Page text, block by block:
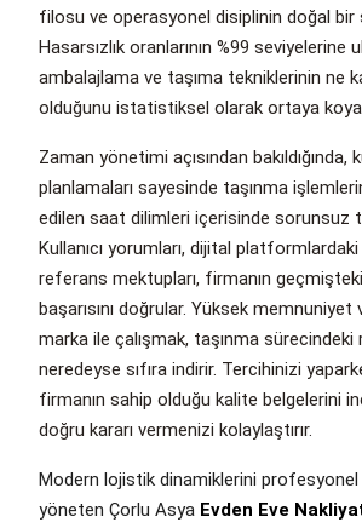
filosu ve operasyonel disiplinin doğal bir
Hasarsızlık oranlarının %99 seviyelerine
ambalajlama ve taşıma tekniklerinin ne
olduğunu istatistiksel olarak ortaya
Zaman yönetimi açısından
planlamaları sayesinde taşınma
edilen saat dilimleri içerisinde sorunsuz
Kullanıcı yorumları, dijital
referans mektupları, firmanın
başarısını doğrular. Yüksek
marka ile çalışmak, taşınma
neredeyse sıfıra indirir. Tercihinizi
firmanın sahip olduğu kalite belgelerini
doğru kararı vermenizi kolaylaştırır.
Modern lojistik dinamiklerini profesyonel
yöneten Çorlu Asya Evden Eve